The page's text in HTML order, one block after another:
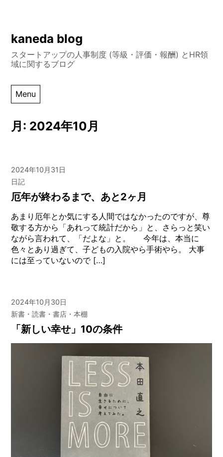
Skip
content
kaneda blog
スタートアップの人事制度 (等級・評価・報酬) とHR領
域に関するブログ
Menu
月: 2024年10月
2024年10月31日
日記
厄年が終わるまで、あと2ヶ月
あまり厄年とか気にする人間ではなかったのですが、尊
敬する方から「あれって統計だから」と、さらっと笑い
ながら言われて、「だよな」と。 今年は、本当に
色々とあり過ぎて、子どもの入院やら手術やら。 大事
には至っていないので […]
2024年10月30日
新書・読書・書店・本棚
「新しい幸せ」10の条件